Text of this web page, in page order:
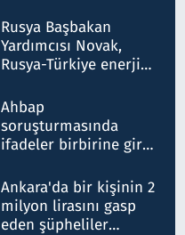
Rusya Başbakan
Yardımcısı Novak,
Rusya-Türkiye enerji
nitelikte olduğunu
belirtti
Ahbap
soruşturmasında
ifadeler birbirine girdi:
ifadelerinden ortaya
çıkan tablo şok etti
Ankara'da bir kişinin 2
milyon lirasını gasp
eden şüpheliler